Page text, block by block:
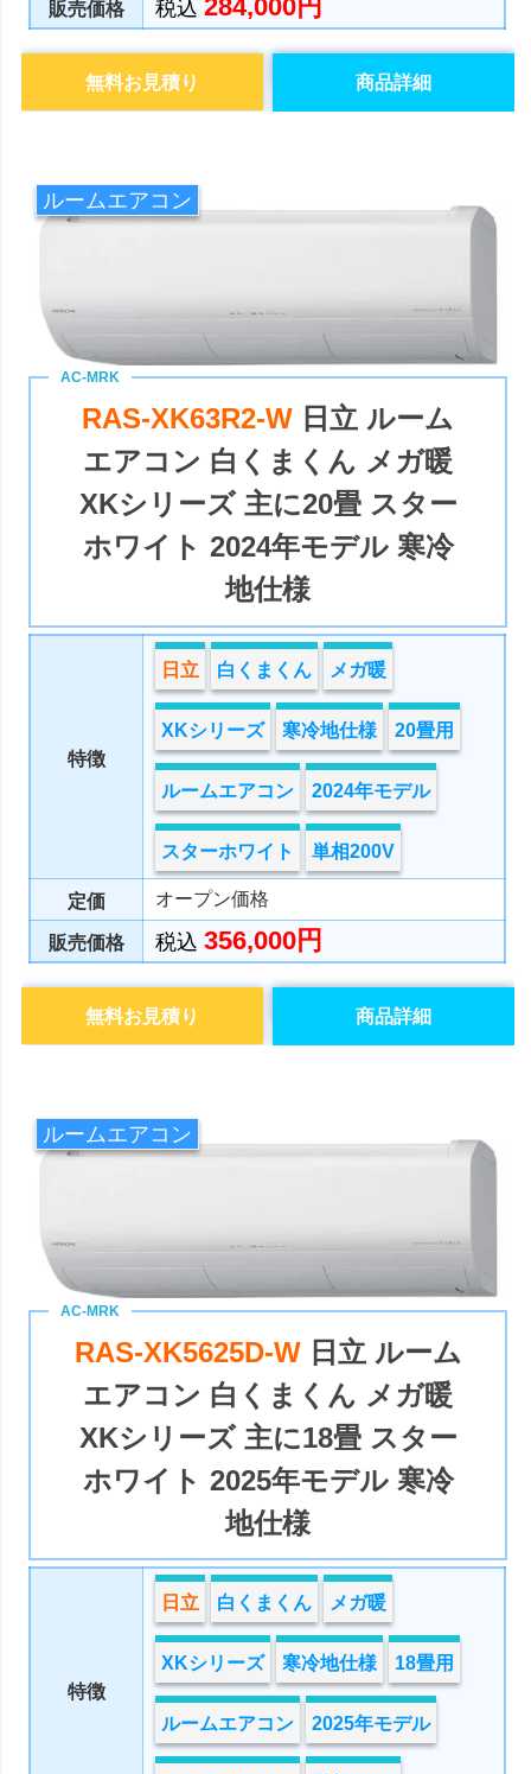
販売価格 税込284,000円
商品詳細
無料お見積り
ルームエアコン
RAS-XK63R2-W 日立 ルーム
エアコン 白くまくん メガ暖
XKシリーズ 主に20畳 スター
ホワイト 2024年モデル 寒冷
地仕様
特徴
日立 白くまくん メガ暖
XKシリーズ 寒冷地仕様 20畳用
ルームエアコン 2024年モデル
スターホワイト 単相200V
定価 オープン価格
販売価格 税込356,000円
商品詳細
無料お見積り
ルームエアコン
RAS-XK5625D-W 日立 ルーム
エアコン 白くまくん メガ暖
XKシリーズ 主に18畳 スター
ホワイト 2025年モデル 寒冷
地仕様
特徴
日立 白くまくん メガ暖
XKシリーズ 寒冷地仕様 18畳用
ルームエアコン 2025年モデル